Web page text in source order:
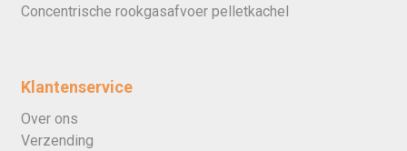
Concentrische rookgasafvoer pelletkachel
Klantenservice
Over ons
Verzending